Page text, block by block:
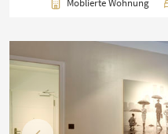
Möblierte Wohnung